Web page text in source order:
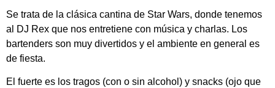
Se trata de la clásica cantina de Star Wars, donde tenemos
al DJ Rex que nos entretiene con música y charlas. Los
bartenders son muy divertidos y el ambiente en general es
de fiesta.
El fuerte es los tragos (con o sin alcohol) y snacks (ojo que